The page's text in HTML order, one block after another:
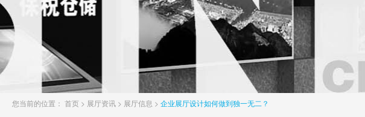
您当前的位置： 首页 > 展厅资讯 > 展厅信息 > 企业展厅设计如何做到独一无二？